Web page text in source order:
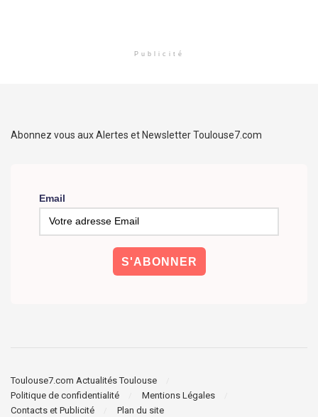
Publicité
Abonnez vous aux Alertes et Newsletter Toulouse7.com
Email
Toulouse7.com Actualités Toulouse
Politique de confidentialité
Mentions Légales
Contacts et Publicité
Plan du site